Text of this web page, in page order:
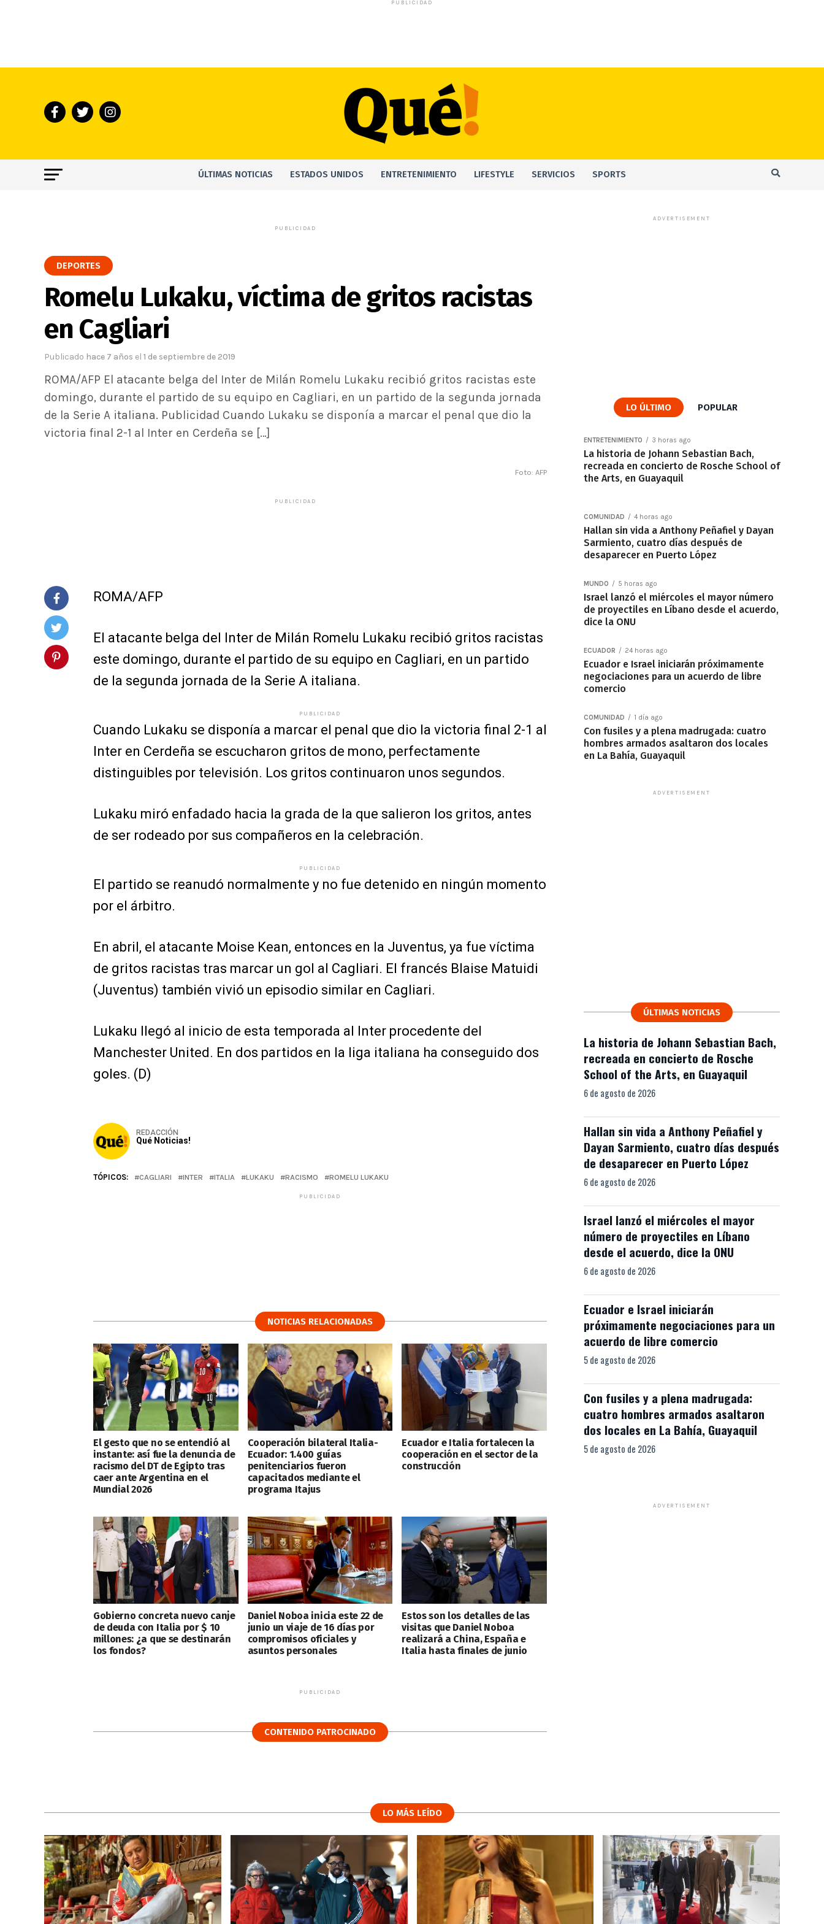
PUBLICIDAD
ÚLTIMAS NOTICIAS ESTADOS UNIDOS ENTRETENIMIENTO LIFESTYLE SERVICIOS SPORTS
PUBLICIDAD
DEPORTES
Romelu Lukaku, víctima de gritos racistas
en Cagliari
Publicado hace 7 años el 1 de septiembre de 2019
ROMA/AFP El atacante belga del Inter de Milán Romelu Lukaku recibió gritos racistas este
domingo, durante el partido de su equipo en Cagliari, en un partido de la segunda jornada
de la Serie A italiana. Publicidad Cuando Lukaku se disponía a marcar el penal que dio la
victoria final 2-1 al Inter en Cerdeña se […]
Foto: AFP
PUBLICIDAD
ROMA/AFP
El atacante belga del Inter de Milán Romelu Lukaku recibió gritos racistas
este domingo, durante el partido de su equipo en Cagliari, en un partido
de la segunda jornada de la Serie A italiana.
PUBLICIDAD
Cuando Lukaku se disponía a marcar el penal que dio la victoria final 2-1 al
Inter en Cerdeña se escucharon gritos de mono, perfectamente
distinguibles por televisión. Los gritos continuaron unos segundos.
Lukaku miró enfadado hacia la grada de la que salieron los gritos, antes
de ser rodeado por sus compañeros en la celebración.
PUBLICIDAD
El partido se reanudó normalmente y no fue detenido en ningún momento
por el árbitro.
En abril, el atacante Moise Kean, entonces en la Juventus, ya fue víctima
de gritos racistas tras marcar un gol al Cagliari. El francés Blaise Matuidi
(Juventus) también vivió un episodio similar en Cagliari.
Lukaku llegó al inicio de esta temporada al Inter procedente del
Manchester United. En dos partidos en la liga italiana ha conseguido dos
goles. (D)
REDACCIÓN
Qué Noticias!
TÓPICOS: CAGLIARI INTER ITALIA LUKAKU RACISMO ROMELU LUKAKU
PUBLICIDAD
NOTICIAS RELACIONADAS
El gesto que no se entendió al
instante: así fue la denuncia de
racismo del DT de Egipto tras
caer ante Argentina en el
Mundial 2026
Cooperación bilateral Italia-
Ecuador: 1.400 guías
penitenciarios fueron
capacitados mediante el
programa Itajus
Ecuador e Italia fortalecen la
cooperación en el sector de la
construcción
Gobierno concreta nuevo canje
de deuda con Italia por $ 10
millones: ¿a que se destinarán
los fondos?
Daniel Noboa inicia este 22 de
junio un viaje de 16 días por
compromisos oficiales y
asuntos personales
Estos son los detalles de las
visitas que Daniel Noboa
realizará a China, España e
Italia hasta finales de junio
PUBLICIDAD
CONTENIDO PATROCINADO
ADVERTISEMENT
LO ÚLTIMO POPULAR
ENTRETENIMIENTO 3 horas ago
La historia de Johann Sebastian Bach,
recreada en concierto de Rosche School of
the Arts, en Guayaquil
COMUNIDAD 4 horas ago
Hallan sin vida a Anthony Peñafiel y Dayan
Sarmiento, cuatro días después de
desaparecer en Puerto López
MUNDO 5 horas ago
Israel lanzó el miércoles el mayor número
de proyectiles en Líbano desde el acuerdo,
dice la ONU
ECUADOR 24 horas ago
Ecuador e Israel iniciarán próximamente
negociaciones para un acuerdo de libre
comercio
COMUNIDAD 1 día ago
Con fusiles y a plena madrugada: cuatro
hombres armados asaltaron dos locales
en La Bahía, Guayaquil
ADVERTISEMENT
ÚLTIMAS NOTICIAS
La historia de Johann Sebastian Bach,
recreada en concierto de Rosche
School of the Arts, en Guayaquil
6 de agosto de 2026
Hallan sin vida a Anthony Peñafiel y
Dayan Sarmiento, cuatro días después
de desaparecer en Puerto López
6 de agosto de 2026
Israel lanzó el miércoles el mayor
número de proyectiles en Líbano
desde el acuerdo, dice la ONU
6 de agosto de 2026
Ecuador e Israel iniciarán
próximamente negociaciones para un
acuerdo de libre comercio
5 de agosto de 2026
Con fusiles y a plena madrugada:
cuatro hombres armados asaltaron
dos locales en La Bahía, Guayaquil
5 de agosto de 2026
ADVERTISEMENT
LO MÁS LEÍDO